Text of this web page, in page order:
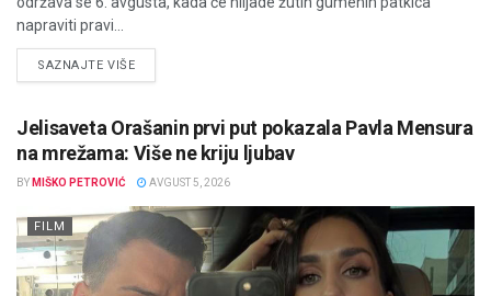
napraviti pravi...
SAZNAJTE VIŠEDETAILS
Jelisaveta Orašanin prvi put pokazala Pavla Mensura
na mrežama: Više ne kriju ljubav
BY MIŠKO PETROVIĆ AVGUST 5, 2026
FILM